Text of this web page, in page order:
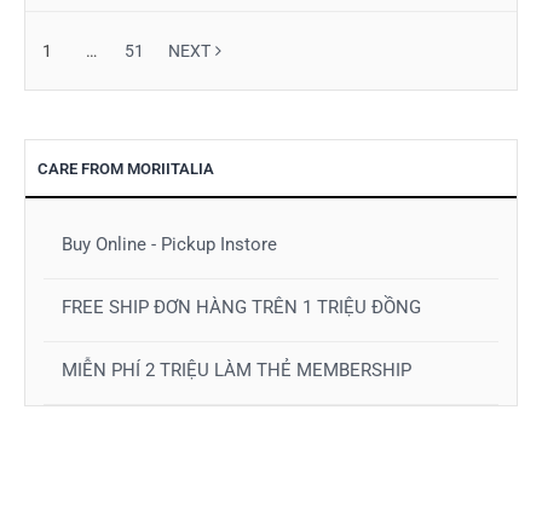
1 … 51 NEXT
CARE FROM MORIITALIA
Buy Online - Pickup Instore
FREE SHIP ĐƠN HÀNG TRÊN 1 TRIỆU ĐỒNG
MIỄN PHÍ 2 TRIỆU LÀM THẺ MEMBERSHIP